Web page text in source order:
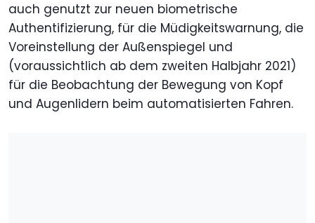
auch genutzt zur neuen biometrische
Authentifizierung, für die Müdigkeitswarnung, die
Voreinstellung der Außenspiegel und
(voraussichtlich ab dem zweiten Halbjahr 2021)
für die Beobachtung der Bewegung von Kopf
und Augenlidern beim automatisierten Fahren.